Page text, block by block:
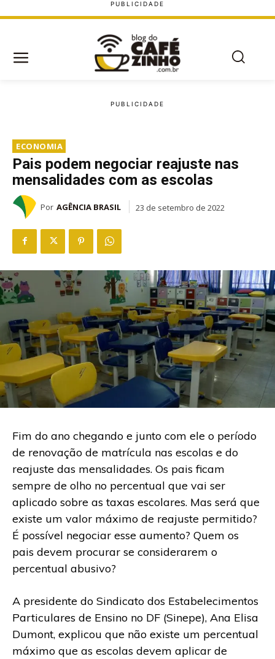
ECONOMIA
Pais podem negociar reajuste nas
mensalidades com as escolas
Por AGÊNCIA BRASIL 23 de setembro de 2022
Fim do ano chegando e junto com ele o período
de renovação de matrícula nas escolas e do
reajuste das mensalidades. Os pais ficam
sempre de olho no percentual que vai ser
aplicado sobre as taxas escolares. Mas será que
existe um valor máximo de reajuste permitido?
É possível negociar esse aumento? Quem os
pais devem procurar se considerarem o
percentual abusivo?
A presidente do Sindicato dos Estabelecimentos
Particulares de Ensino no DF (Sinepe), Ana Elisa
Dumont, explicou que não existe um percentual
máximo que as escolas devem aplicar de